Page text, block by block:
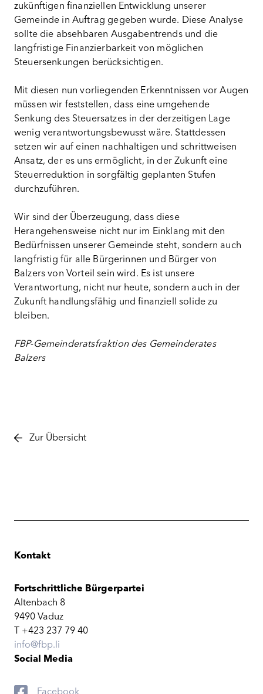
zukünftigen finanziellen Entwicklung unserer
Gemeinde in Auftrag gegeben wurde. Diese Analyse
sollte die absehbaren Ausgabentrends und die
langfristige Finanzierbarkeit von möglichen
Steuersenkungen berücksichtigen.
Mit diesen nun vorliegenden Erkenntnissen vor Augen
müssen wir feststellen, dass eine umgehende
Senkung des Steuersatzes in der derzeitigen Lage
wenig verantwortungsbewusst wäre. Stattdessen
setzen wir auf einen nachhaltigen und schrittweisen
Ansatz, der es uns ermöglicht, in der Zukunft eine
Steuerreduktion in sorgfältig geplanten Stufen
durchzuführen.
Wir sind der Überzeugung, dass diese
Herangehensweise nicht nur im Einklang mit den
Bedürfnissen unserer Gemeinde steht, sondern auch
langfristig für alle Bürgerinnen und Bürger von
Balzers von Vorteil sein wird. Es ist unsere
Verantwortung, nicht nur heute, sondern auch in der
Zukunft handlungsfähig und finanziell solide zu
bleiben.
FBP-Gemeinderatsfraktion des Gemeinderates
Balzers
Zur Übersicht
Kontakt
Fortschrittliche Bürgerpartei
Altenbach 8
9490 Vaduz
T +423 237 79 40
info@fbp.li
Social Media